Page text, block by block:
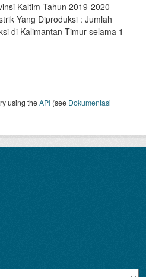
Kaltim Tahun 2019-2020
Yang Diproduksi : Jumlah
di Kalimantan Timur selama 1
using theAPI (see Dokumentasi